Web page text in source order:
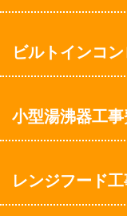
ビルトインコ
小型湯沸器工
レンジフード